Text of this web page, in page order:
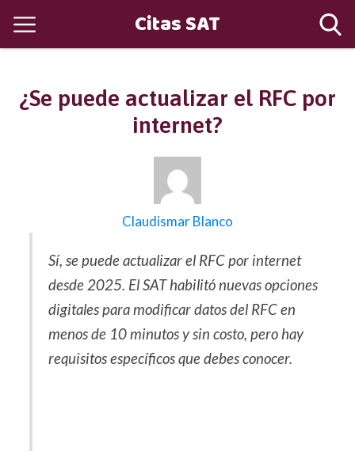
Citas SAT
¿Se puede actualizar el RFC por
internet?
Claudismar Blanco
Sí, se puede actualizar el RFC por internet
desde 2025. El SAT habilitó nuevas opciones
digitales para modificar datos del RFC en
menos de 10 minutos y sin costo, pero hay
requisitos específicos que debes conocer.